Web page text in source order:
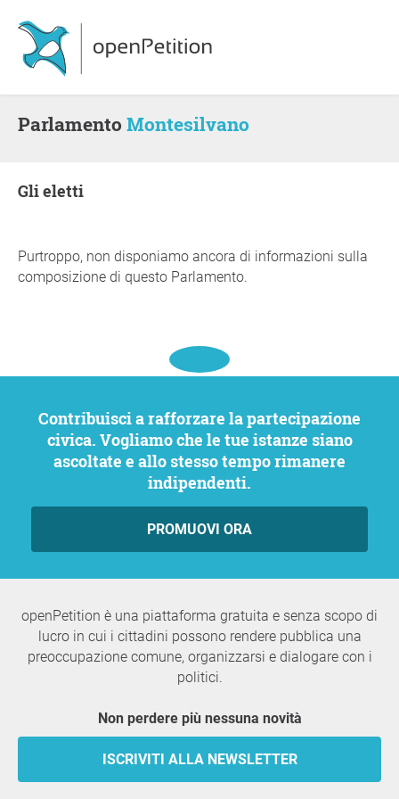
Parlamento Montesilvano
gli eletti
Purtroppo, non disponiamo ancora di informazioni sulla
composizione di questo Parlamento.
Contribuisci a rafforzare la partecipazione
civica. Vogliamo che le tue istanze siano
ascoltate e allo stesso tempo rimanere
indipendenti.
PROMUOVI ORA
openPetition è una piattaforma gratuita e senza scopo di
lucro in cui i cittadini possono rendere pubblica una
preoccupazione comune, organizzarsi e dialogare con i
politici.
Non perdere più nessuna novità
ISCRIVITI ALLA NEWSLETTER